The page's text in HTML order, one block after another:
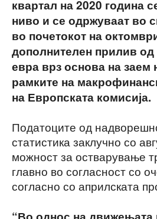
квартал на 2020 година
ниво и се одржуваат во
во почетокот на
дополнителен прилив
евра врз основа на заем
рамките на
на Европската комисија.
Податоците од
статистика заклучно со
можност за остварување
главно во согласност со
согласно со априлската